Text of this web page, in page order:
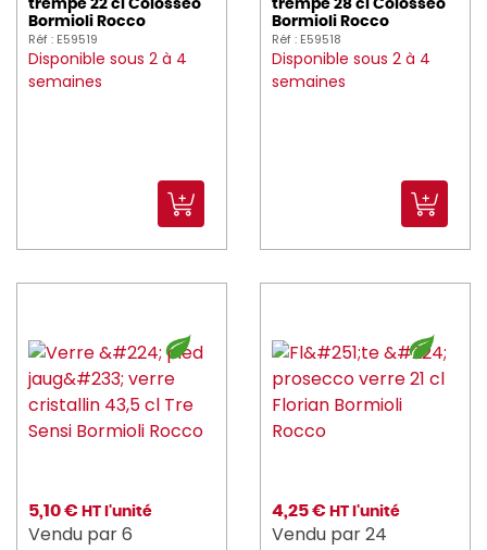
trempé 22 cl Colosseo
Bormioli Rocco
Réf : E59519
Disponible sous 2 à 4
semaines
trempé 28 cl Colosseo
Bormioli Rocco
Réf : E59518
Disponible sous 2 à 4
semaines
5,10 € HT l'unité
Vendu par 6
4,25 € HT l'unité
Vendu par 24